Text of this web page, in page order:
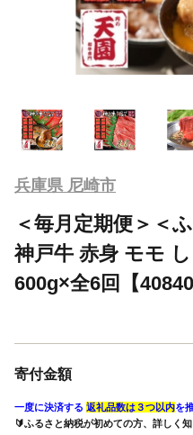
兵庫県 尼崎市
＜毎月定期便＞＜
神戸牛 赤身 モモ
600g×全6回【
寄付金額
一度に決済する 返礼品数は３つ以内を
🔰ふるさと納税が初めての方、詳しく